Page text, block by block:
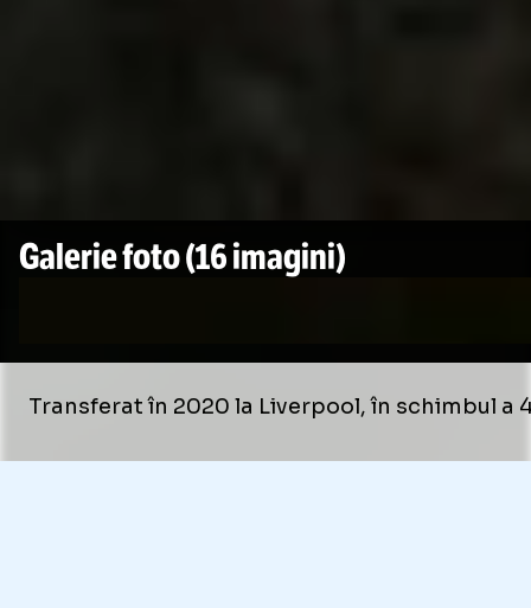
Galerie foto(16 imagini)
Transferat în 2020 la Liverpool, în schimbul a